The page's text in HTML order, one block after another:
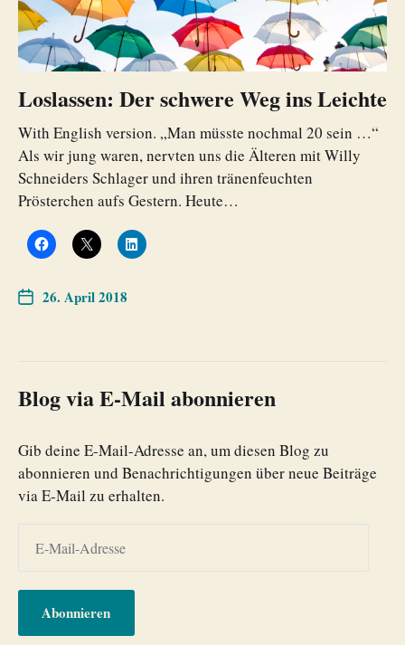
Loslassen: Der schwere Weg ins Leichte
With English version. „Man müsste nochmal 20 sein …“
Als wir jung waren, nervten uns die Älteren mit Willy
Schneiders Schlager und ihren tränenfeuchten
Prösterchen aufs Gestern. Heute…
26. April 2018
Blog via E-Mail abonnieren
Gib deine E-Mail-Adresse an, um diesen Blog zu
abonnieren und Benachrichtigungen über neue Beiträge
via E-Mail zu erhalten.
Abonnieren